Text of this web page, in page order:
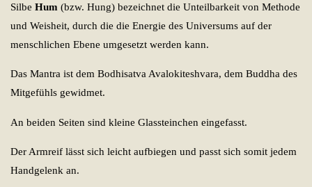
SilbeHum (bzw. Hung) bezeichnet die Unteilbarkeit von Methode
und Weisheit, durch die die Energie des Universums auf der
menschlichen Ebene umgesetzt werden kann.
Das Mantra ist dem Bodhisatva Avalokiteshvara, dem Buddha des
Mitgefühls gewidmet.
An beiden Seiten sind kleine Glassteinchen eingefasst.
Der Armreif lässt sich leicht aufbiegen und passt sich somit jedem
Handgelenk an.